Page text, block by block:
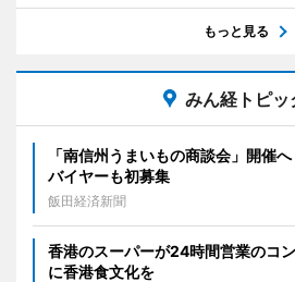
もっと見る
みん経トピッ
「南信州うまいもの商談会」開催
バイヤーも初募集
飯田経済新聞
香港のスーパーが24時間営業のコ
に香港食文化を